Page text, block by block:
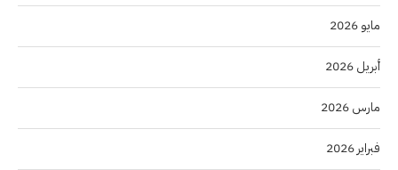
مايو 2026
أبريل 2026
مارس 2026
فبراير 2026